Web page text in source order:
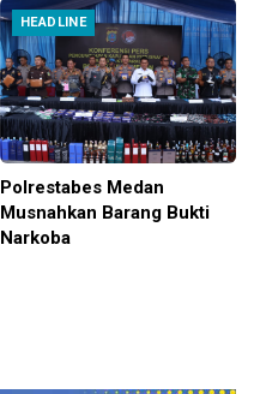
HEADLINE
Polrestabes Medan
Musnahkan Barang Bukti
Narkoba